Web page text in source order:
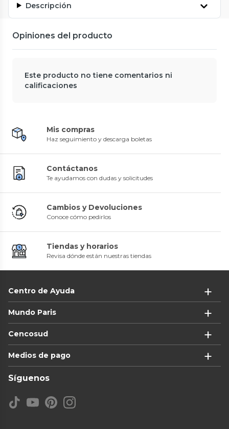
Descripción
Opiniones del producto
Este producto no tiene comentarios ni
calificaciones
Mis compras
Haz seguimiento y descarga boletas
Contáctanos
Te ayudamos con dudas y solicitudes
Cambios y Devoluciones
Conoce cómo pedirlos
Tiendas y horarios
Revisa dónde están nuestras tiendas
Centro de Ayuda
Mundo Paris
Cencosud
Medios de pago
Síguenos